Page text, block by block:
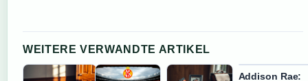
WEITERE VERWANDTE ARTIKEL
Addison Rae: